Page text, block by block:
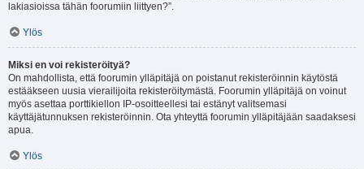
lakiasioissa tähän foorumiin liittyen?”.
Ylös
Miksi en voi rekisteröityä?
On mahdollista, että foorumin ylläpitäjä on poistanut rekisteröinnin käytöstä
estääkseen uusia vierailijoita rekisteröitymästä. Foorumin ylläpitäjä on voinut
myös asettaa porttikiellon IP-osoitteellesi tai estänyt valitsemasi
käyttäjätunnuksen rekisteröinnin. Ota yhteyttä foorumin ylläpitäjään saadaksesi
apua.
Ylös